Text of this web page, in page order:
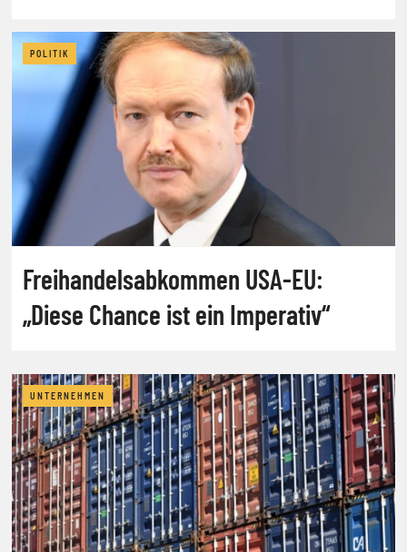
POLITIK
Freihandelsabkommen USA-EU:
„Diese Chance ist ein Imperativ“
UNTERNEHMEN